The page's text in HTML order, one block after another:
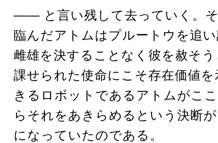
―― と言い残して去っていく。
臨んだアトムはプルートウを追
雌雄を決することなく彼を赦そ
課せられた使命にこそ存在価値
きるロボットであるアトムがこ
らそれをあきらめるという決断
になっていたのである。